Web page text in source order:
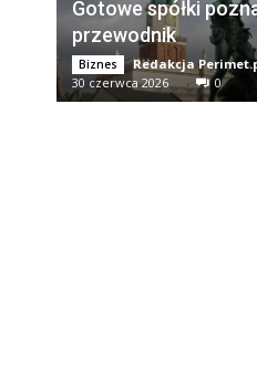
Gotowe spółki
przewodnik
Biznes Redakcja
30 czerwca 2026
0